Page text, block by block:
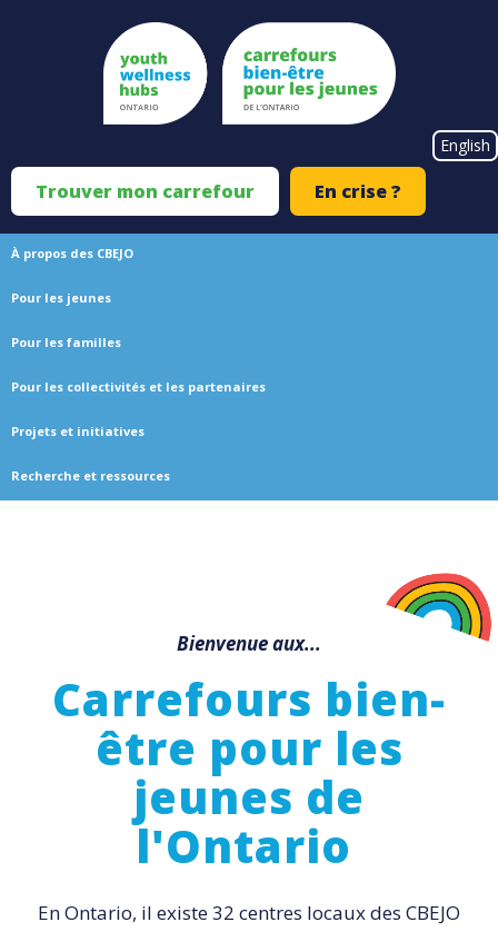
English
Top
Menu
Trouver mon carrefour En crise ?
Main
À propos des CBEJO
Pour les jeunes
Pour les familles
Pour les collectivités et les partenaires
Projets et initiatives
Recherche et ressources
Bienvenue aux...
Carrefours bien-
être pour les
jeunes de
l'Ontario
En Ontario, il existe 32 centres locaux des CBEJO